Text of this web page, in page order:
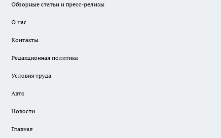
Обзорные статьи и пресс-релизы
О нас
Контакты
Редакционная политика
Условия труда
Авто
Новости
Главная